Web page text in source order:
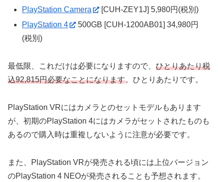
PlayStation Camera
[CUH-ZEY1J] 5,980円(税別)
PlayStation 4
500GB [CUH-1200AB01] 34,980円
(税別)
最低限、これだけは必要になりますので、 ひとりあたり税
込92,815円必要なことになります。ひとりあたりです。
PlayStation VRにはカメラとのセットモデルもあります
が、初期のPlayStation 4にはカメラがセットされたものも
あるので購入時は重複しないように注意が必要です。
また、PlayStation VRが発売される頃には上位バージョン
のPlayStation 4 NEOが発売されることも予想されます。